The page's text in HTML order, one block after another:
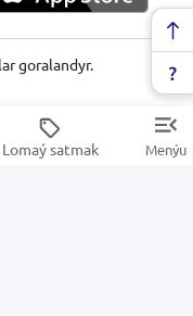
goralandyr.
Lomaý satmak Menýu